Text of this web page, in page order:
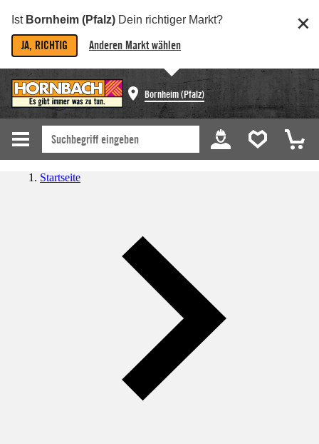
Ist Bornheim (Pfalz) Dein richtiger Markt?
JA, RICHTIG Anderen Markt wählen
Bornheim (Pfalz)
Startseite